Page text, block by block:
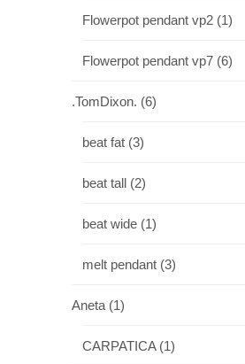
Flowerpot pendant vp2 (1)
Flowerpot pendant vp7 (6)
.TomDixon. (6)
beat fat (3)
beat tall (2)
beat wide (1)
melt pendant (3)
Aneta (1)
CARPATICA(1)